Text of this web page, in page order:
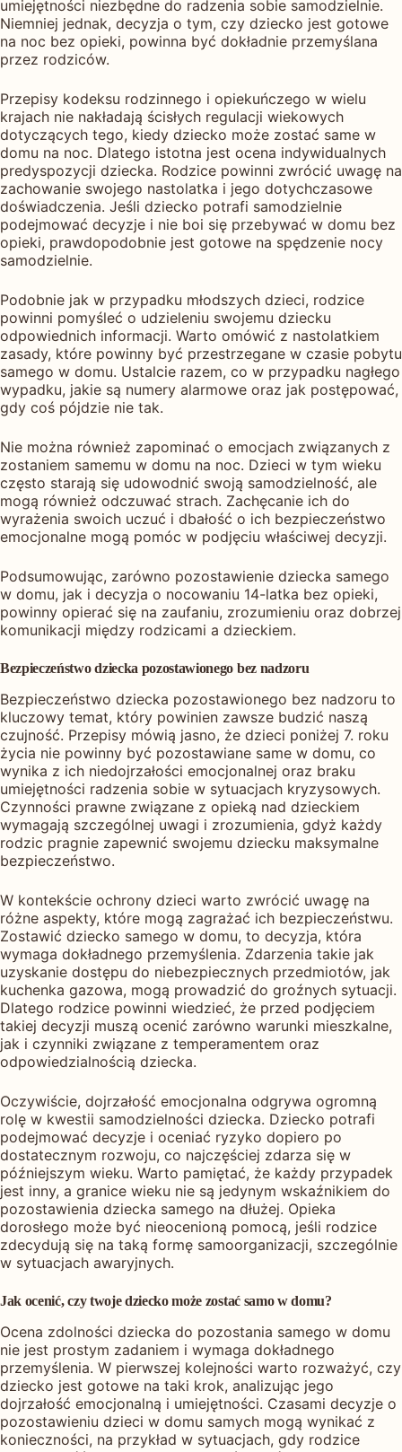
umiejętności niezbędne do radzenia sobie samodzielnie.
Niemniej jednak, decyzja o tym, czy dziecko jest gotowe
na noc bez opieki, powinna być dokładnie przemyślana
przez rodziców.
Przepisy kodeksu rodzinnego i opiekuńczego w wielu
krajach nie nakładają ścisłych regulacji wiekowych
dotyczących tego, kiedy dziecko może zostać same w
domu na noc. Dlatego istotna jest ocena indywidualnych
predyspozycji dziecka. Rodzice powinni zwrócić uwagę na
zachowanie swojego nastolatka i jego dotychczasowe
doświadczenia. Jeśli dziecko potrafi samodzielnie
podejmować decyzje i nie boi się przebywać w domu bez
opieki, prawdopodobnie jest gotowe na spędzenie nocy
samodzielnie.
Podobnie jak w przypadku młodszych dzieci, rodzice
powinni pomyśleć o udzieleniu swojemu dziecku
odpowiednich informacji. Warto omówić z nastolatkiem
zasady, które powinny być przestrzegane w czasie pobytu
samego w domu. Ustalcie razem, co w przypadku nagłego
wypadku, jakie są numery alarmowe oraz jak postępować,
gdy coś pójdzie nie tak.
Nie można również zapominać o emocjach związanych z
zostaniem samemu w domu na noc. Dzieci w tym wieku
często starają się udowodnić swoją samodzielność, ale
mogą również odczuwać strach. Zachęcanie ich do
wyrażenia swoich uczuć i dbałość o ich bezpieczeństwo
emocjonalne mogą pomóc w podjęciu właściwej decyzji.
Podsumowując, zarówno pozostawienie dziecka samego
w domu, jak i decyzja o nocowaniu 14-latka bez opieki,
powinny opierać się na zaufaniu, zrozumieniu oraz dobrzej
komunikacji między rodzicami a dzieckiem.
Bezpieczeństwo dziecka pozostawionego bez nadzoru
Bezpieczeństwo dziecka pozostawionego bez nadzoru to
kluczowy temat, który powinien zawsze budzić naszą
czujność. Przepisy mówią jasno, że dzieci poniżej 7. roku
życia nie powinny być pozostawiane same w domu, co
wynika z ich niedojrzałości emocjonalnej oraz braku
umiejętności radzenia sobie w sytuacjach kryzysowych.
Czynności prawne związane z opieką nad dzieckiem
wymagają szczególnej uwagi i zrozumienia, gdyż każdy
rodzic pragnie zapewnić swojemu dziecku maksymalne
bezpieczeństwo.
W kontekście ochrony dzieci warto zwrócić uwagę na
różne aspekty, które mogą zagrażać ich bezpieczeństwu.
Zostawić dziecko samego w domu, to decyzja, która
wymaga dokładnego przemyślenia. Zdarzenia takie jak
uzyskanie dostępu do niebezpiecznych przedmiotów, jak
kuchenka gazowa, mogą prowadzić do groźnych sytuacji.
Dlatego rodzice powinni wiedzieć, że przed podjęciem
takiej decyzji muszą ocenić zarówno warunki mieszkalne,
jak i czynniki związane z temperamentem oraz
odpowiedzialnością dziecka.
Oczywiście, dojrzałość emocjonalna odgrywa ogromną
rolę w kwestii samodzielności dziecka. Dziecko potrafi
podejmować decyzje i oceniać ryzyko dopiero po
dostatecznym rozwoju, co najczęściej zdarza się w
późniejszym wieku. Warto pamiętać, że każdy przypadek
jest inny, a granice wieku nie są jedynym wskaźnikiem do
pozostawienia dziecka samego na dłużej. Opieka
dorosłego może być nieocenioną pomocą, jeśli rodzice
zdecydują się na taką formę samoorganizacji, szczególnie
w sytuacjach awaryjnych.
Jak ocenić, czy twoje dziecko może zostać samo w domu?
Ocena zdolności dziecka do pozostania samego w domu
nie jest prostym zadaniem i wymaga dokładnego
przemyślenia. W pierwszej kolejności warto rozważyć, czy
dziecko jest gotowe na taki krok, analizując jego
dojrzałość emocjonalną i umiejętności. Czasami decyzje o
pozostawieniu dzieci w domu samych mogą wynikać z
konieczności, na przykład w sytuacjach, gdy rodzice